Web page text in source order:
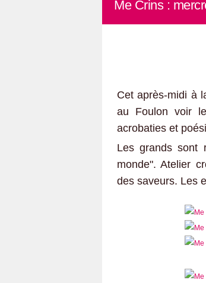
Me Crins :
Cet après-midi à
au Foulon voir
acrobaties et
Les grands sont
monde". Atelier
des saveurs. Les